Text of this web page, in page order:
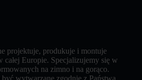
projektuje, produkuje i montuje
całej Europie. Specjalizujemy się w
na zimno i na gorąco.